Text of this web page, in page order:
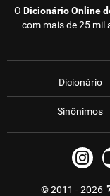
O Dicionário Online
com mais de 25 mil
Dicionário
Sinônimos
© 2011 - 2026